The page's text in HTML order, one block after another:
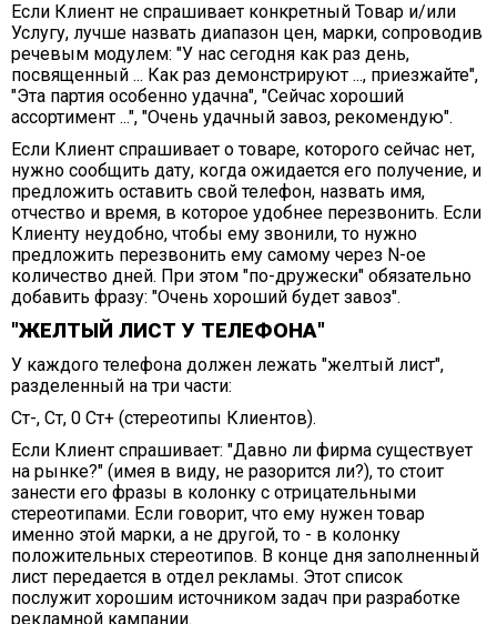
Если Клиент не спрашивает конкретный Товар и/или
Услугу, лучше назвать диапазон цен, марки, сопроводив
речевым модулем: "У нас сегодня как раз день,
посвященный ... Как раз демонстрируют ..., приезжайте",
"Эта партия особенно удачна", "Сейчас хороший
ассортимент ...", "Очень удачный завоз, рекомендую".
Если Клиент спрашивает о товаре, которого сейчас нет,
нужно сообщить дату, когда ожидается его получение, и
предложить оставить свой телефон, назвать имя,
отчество и время, в которое удобнее перезвонить. Если
Клиенту неудобно, чтобы ему звонили, то нужно
предложить перезвонить ему самому через N-ое
количество дней. При этом "по-дружески" обязательно
добавить фразу: "Очень хороший будет завоз".
"ЖЕЛТЫЙ ЛИСТ У ТЕЛЕФОНА"
У каждого телефона должен лежать "желтый лист",
разделенный на три части:
Ст-, Ст, 0 Ст+ (стереотипы Клиентов).
Если Клиент спрашивает: "Давно ли фирма существует
на рынке?" (имея в виду, не разорится ли?), то стоит
занести его фразы в колонку с отрицательными
стереотипами. Если говорит, что ему нужен товар
именно этой марки, а не другой, то - в колонку
положительных стереотипов. В конце дня заполненный
лист передается в отдел рекламы. Этот список
послужит хорошим источником задач при разработке
рекламной кампании.